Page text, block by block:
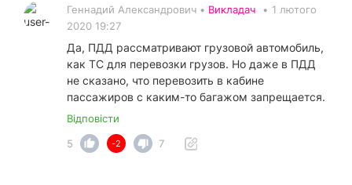
Геннадий Александрович • Викладач • 1 лютого
2020 19:27
Да, ПДД рассматривают грузовой автомобиль,
как ТС для перевозки грузов. Но даже в ПДД
не сказано, что перевозить в кабине
пассажиров с каким-то багажом запрещается.
Відповісти
5
-2 7